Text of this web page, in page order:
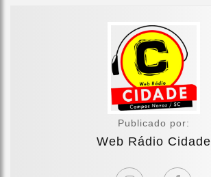
Publicado por:
Web Rádio Cidade